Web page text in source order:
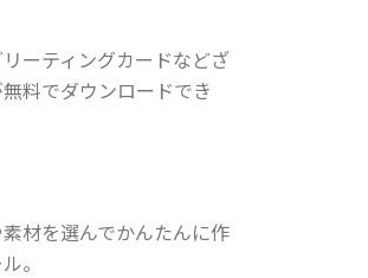
ーティングカードなどざ
料でダウンロードでき
材を選んでかんたんに作
。